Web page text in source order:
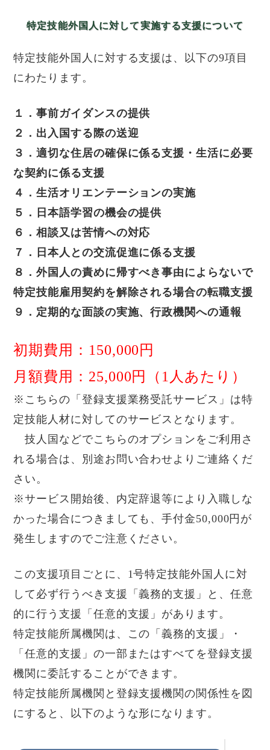
特定技能外国人に対して実施する支援について
特定技能外国人に対する支援は、以下の9項目
にわたります。
１．事前ガイダンスの提供
２．出入国する際の送迎
３．適切な住居の確保に係る支援・生活に必要
な契約に係る支援
４．生活オリエンテーションの実施
５．日本語学習の機会の提供
６．相談又は苦情への対応
７．日本人との交流促進に係る支援
８．外国人の責めに帰すべき事由によらないで
特定技能雇用契約を解除される場合の転職支援
９．定期的な面談の実施、行政機関への通報
初期費用：150,000円
月額費用：25,000円（1人あたり）
※こちらの「登録支援業務受託サービス」は特
定技能人材に対してのサービスとなります。
技人国などでこちらのオプションをご利用さ
れる場合は、別途お問い合わせよりご連絡くだ
さい。
※サービス開始後、内定辞退等により入職しな
かった場合につきましても、手付金50,000円が
発生しますのでご注意ください。
この支援項目ごとに、1号特定技能外国人に対
して必ず行うべき支援「義務的支援」と、任意
的に行う支援「任意的支援」があります。
特定技能所属機関は、この「義務的支援」・
「任意的支援」の一部またはすべてを登録支援
機関に委託することができます。
特定技能所属機関と登録支援機関の関係性を図
にすると、以下のような形になります。